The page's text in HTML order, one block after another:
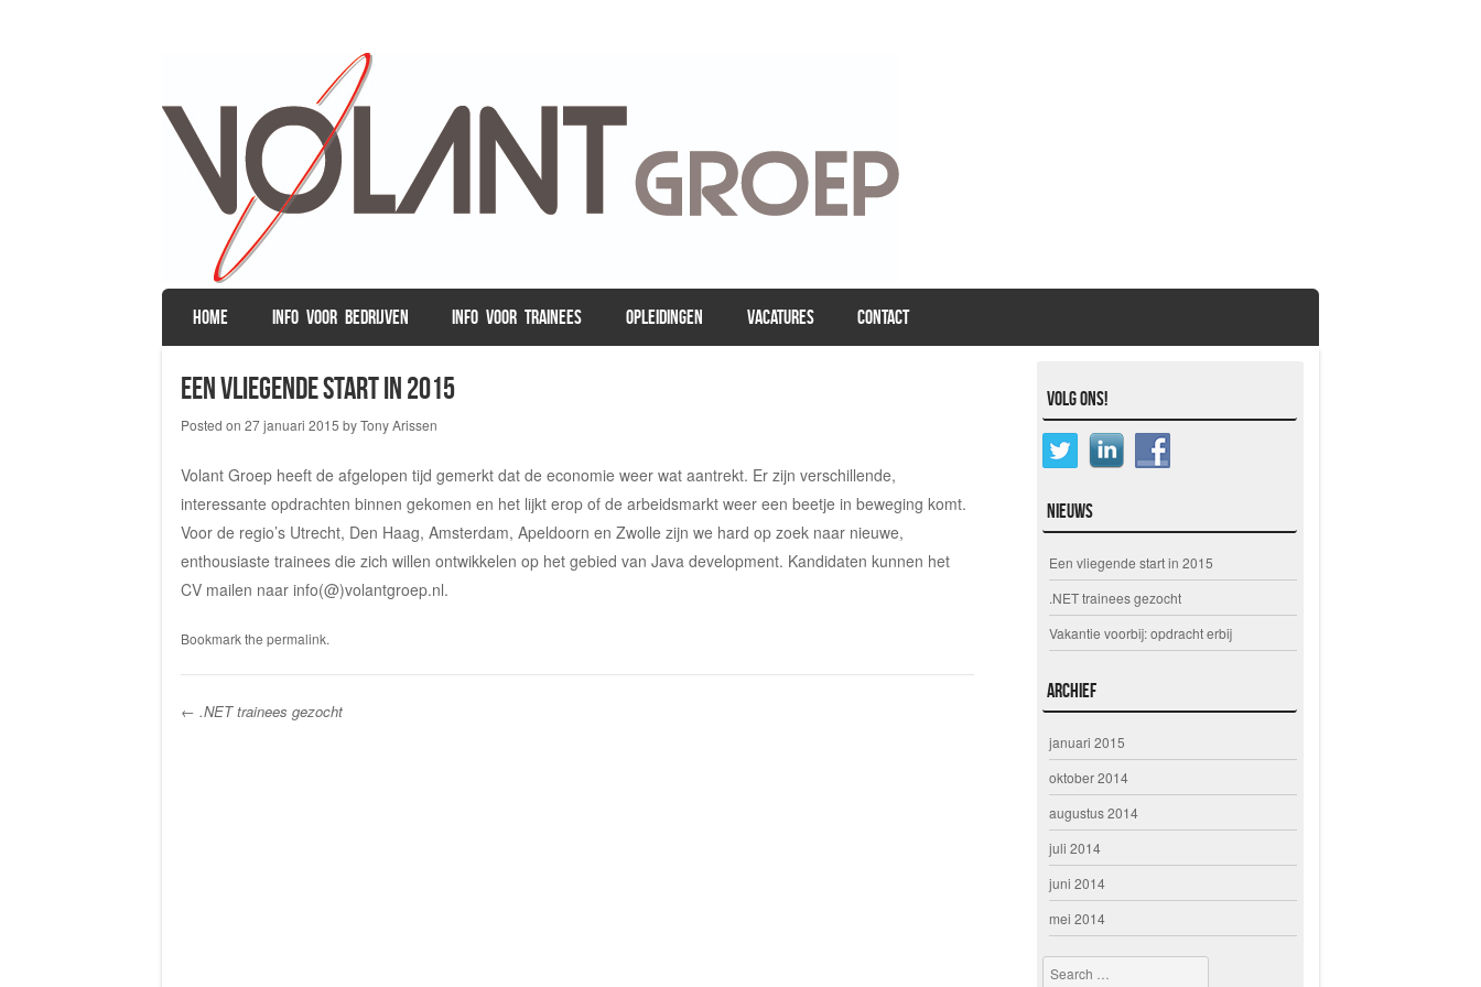
Menu
SKIP TO CONTENT
HOME INFO VOOR BEDRIJVEN INFO VOOR TRAINEES OPLEIDINGEN VACATURES CONTACT
Een vliegende start in 2015
Posted on 27 januari 2015 byTony Arissen
Volant Groep heeft de afgelopen tijd gemerkt dat de economie weer wat aantrekt. Er zijn verschillende,
interessante opdrachten binnen gekomen en het lijkt erop of de arbeidsmarkt weer een beetje in beweging komt.
Voor de regio’s Utrecht, Den Haag, Amsterdam, Apeldoorn en Zwolle zijn we hard op zoek naar nieuwe,
enthousiaste trainees die zich willen ontwikkelen op het gebied van Java development. Kandidaten kunnen het
CV mailen naar info(@)volantgroep.nl.
Bookmark the permalink.
← .NET trainees gezocht
Volg ons!
Nieuws
Een vliegende start in 2015
.NET trainees gezocht
Vakantie voorbij: opdracht erbij
Archief
januari 2015
oktober 2014
augustus 2014
juli 2014
juni 2014
mei 2014
Search